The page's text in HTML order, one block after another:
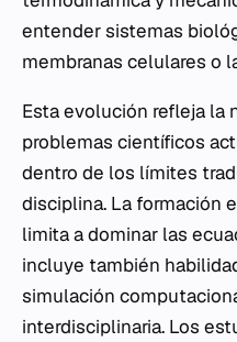
entender sistemas
membranas celulares o
Esta evolución refleja la
problemas científicos
dentro de los límites
disciplina. La formación
limita a dominar las
incluye también
simulación
interdisciplinaria. Los